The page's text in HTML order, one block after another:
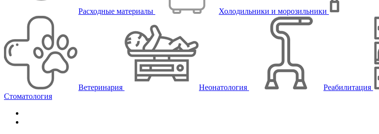
Расходные материалы Холодильники и морозильники
Ветеринария Неонатология Реабилитация
Стоматология